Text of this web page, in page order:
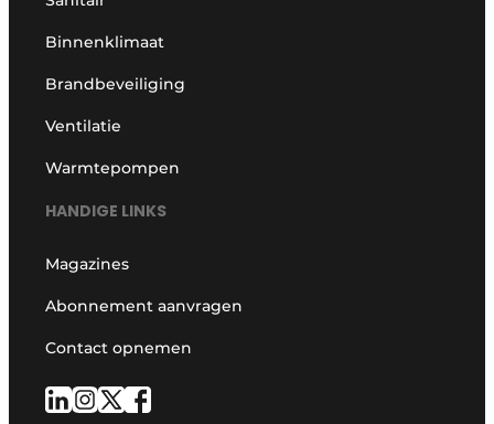
Binnenklimaat
Brandbeveiliging
Ventilatie
Warmtepompen
HANDIGE LINKS
Magazines
Abonnement aanvragen
Contact opnemen